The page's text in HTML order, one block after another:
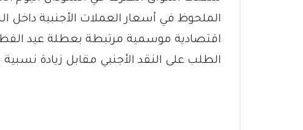
الملحوظ في أسعار العملات الأجنبية
اقتصادية موسمية مرتبطة بعطلة عيد
الطلب على النقد الأجنبي مقابل زيادة